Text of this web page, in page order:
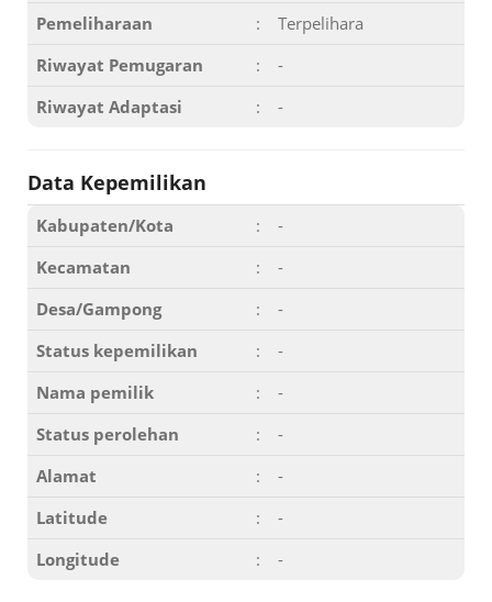
Pemeliharaan
:
Terpelihara
Riwayat Pemugaran
:
-
Riwayat Adaptasi
: -
Data Kepemilikan
Kabupaten/Kota :
-
Kecamatan
:
-
Desa/Gampong
:
-
Status kepemilikan
:
-
Nama pemilik
:
-
Status perolehan
:
-
Alamat
:
-
Latitude
:
-
Longitude
: -